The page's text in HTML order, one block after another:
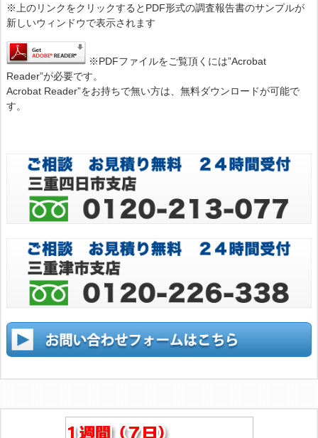
※上のリンクをクリックするとPDF形式の調査報告書のサンプルが
新しいウィンドウで表示されます
※PDFファイルをご覧頂くには”Acrobat
Reader”が必要です。
Acrobat Reader”をお持ちで無い方は、無料ダウンロードが可能で
す。